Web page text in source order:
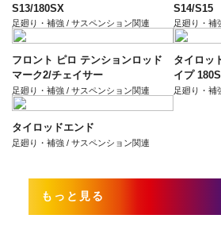
S13/180SX
足廻り・補強 / サスペンション関連
S14/S15
足廻り・補
フロント ピロ テンションロッド
マーク2/チェイサー
足廻り・補強 / サスペンション関連
タイロッ
イプ
足廻り・補
タイロッドエンド
足廻り・補強 / サスペンション関連
もっと見る